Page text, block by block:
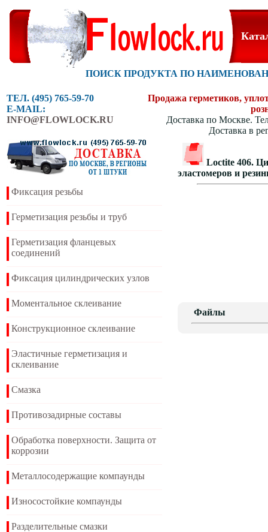
ПОИСК ПРОДУКТА ПО
ТЕЛ. (495) 765-59-70
E-MAIL:
INFO@FLOWLOCK.RU
Продажа герметиков,
Доставка по Москве.
Доставка в
Фиксация резьбы
Герметизация резьбы и труб
Герметизация фланцевых
соединений
Фиксация цилиндрических узлов
Моментальное склеивание
Конструкционное склеивание
Эластичные герметизация и
склеивание
Смазка
Противозадирные составы
Обработка поверхности. Защита от
коррозии
Металлосодержащие компаунды
Износостойкие компаунды
Разделительные смазки
Loctite 406.
эластомеров и
Файлы